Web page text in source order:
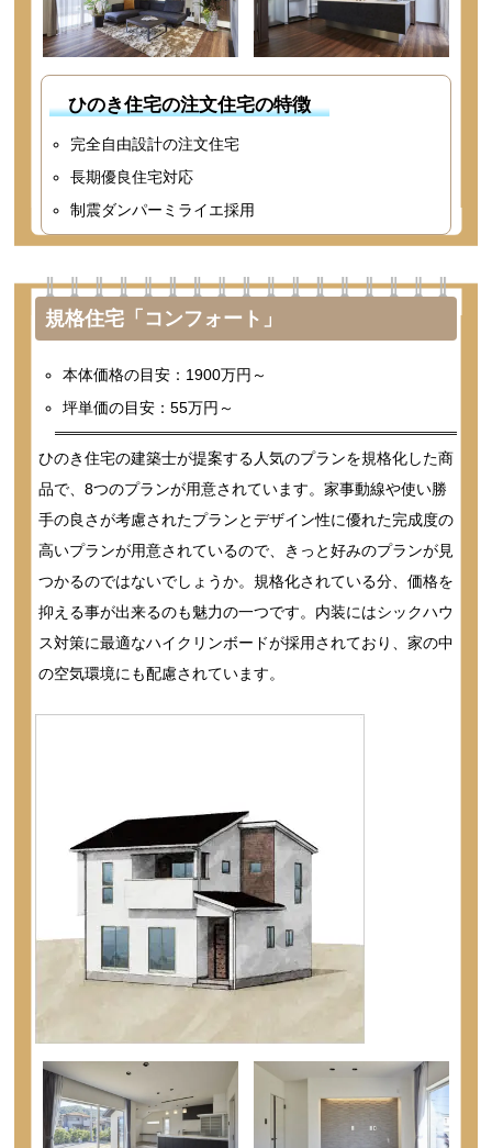
ひのき住宅の注文住宅の特徴
完全自由設計の注文住宅
長期優良住宅対応
制震ダンパーミライエ採用
規格住宅「コンフォート」
本体価格の目安：1900万円～
坪単価の目安：55万円～
ひのき住宅の建築士が提案する人気のプランを規格化した商
品で、8つのプランが用意されています。家事動線や使い勝
手の良さが考慮されたプランとデザイン性に優れた完成度の
高いプランが用意されているので、きっと好みのプランが見
つかるのではないでしょうか。規格化されている分、価格を
抑える事が出来るのも魅力の一つです。内装にはシックハウ
ス対策に最適なハイクリンボードが採用されており、家の中
の空気環境にも配慮されています。